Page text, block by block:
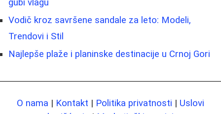
gubi vlagu
Vodič kroz savršene sandale za leto: Modeli,
Trendovi i Stil
Najlepše plaže i planinske destinacije u Crnoj Gori
O nama | Kontakt | Politika privatnosti | Uslovi